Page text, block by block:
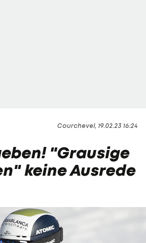
Courchevel, 19.02.23 16:24
"Grausige
keine Ausrede